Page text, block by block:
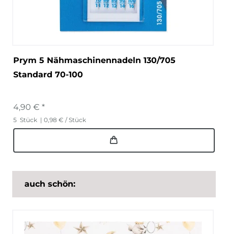
Prym 5 Nähmaschinennadeln 130/705
Standard 70-100
4,90 € *
5 Stück | 0,98 € / Stück
auch schön: